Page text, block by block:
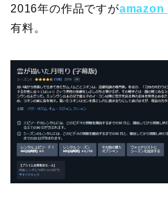
2016年の作品ですがamazon
有料。